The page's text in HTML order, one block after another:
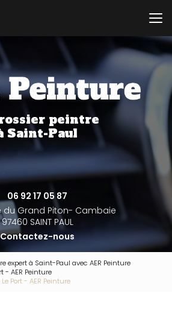
peintre
Saint-Paul
06 92 17 05 87
du Grand Piton- Cambaie
97460 SAINT PAUL
Contactez-nous
expert à Saint-Paul avec AER Peinture
- AER Peinture
Port - AER Peinture